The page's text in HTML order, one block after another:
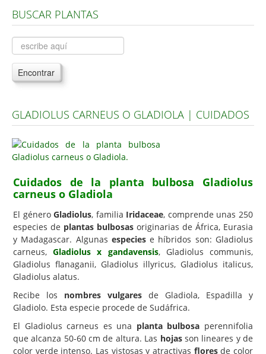
Árboles, Cicas y Palmeras de la G a la Z
Plantas Anuales y Perennes
Plantas Bulbosas y Acuáticas
Plantas de Interior
Plantas Aromáticas y de Huerto
Plantas Carnívoras y Orquídeas
Consejos
Hemisferio Norte
Hemisferio Sur
Enfermedades
Animales
Hongos
Fotos
Flores y Plantas
Árboles y Palmeras
BUSCAR PLANTAS
Encontrar
GLADIOLUS CARNEUS O GLADIOLA | CUIDADOS
Cuidados de la planta bulbosa Gladiolus
carneus o Gladiola
El géneroGladiolus, familia Iridaceae, comprende unas 250
especies de plantas bulbosas originarias de África, Eurasia
y Madagascar. Algunas especiese híbridos son: Gladiolus
carneus,Gladiolus x gandavensis, Gladiolus communis,
Gladiolus flanaganii, Gladiolus illyricus, Gladiolus italicus,
Gladiolus alatus.
Recibe los nombres vulgares de Gladiola, Espadilla y
Gladiolo. Esta especie procede de Sudáfrica.
El Gladiolus carneus es una planta bulbosa perennifolia
que alcanza 50-60 cm de altura. Las hojasson lineares y de
color verde intenso. Las vistosas y atractivas floresde color